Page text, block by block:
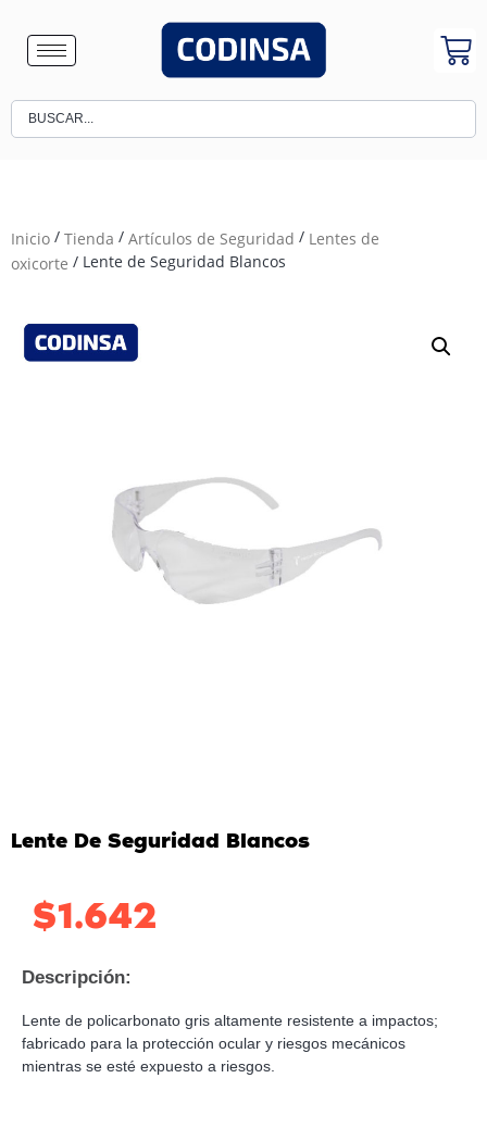
Inicio / Tienda / Artículos de Seguridad / Lentes de
oxicorte / Lente de Seguridad Blancos
Lente De Seguridad Blancos
$1.642
Descripción:
Lente de policarbonato gris altamente resistente a impactos;
fabricado para la protección ocular y riesgos mecánicos
mientras se esté expuesto a riesgos.